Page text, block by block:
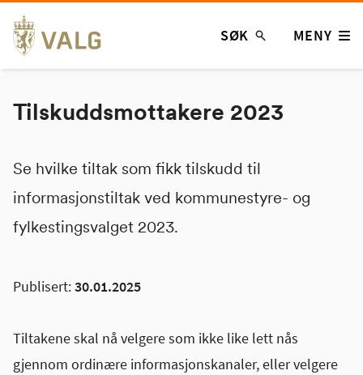
Hopp
til
innhold
SØK MENY
Tilskuddsmottakere 2023
Se hvilke tiltak som fikk tilskudd til
informasjonstiltak ved kommunestyre- og
fylkestingsvalget 2023.
Publisert:30.01.2025
Tiltakene skal nå velgere som ikke like lett nås
gjennom ordinære informasjonskanaler, eller velgere